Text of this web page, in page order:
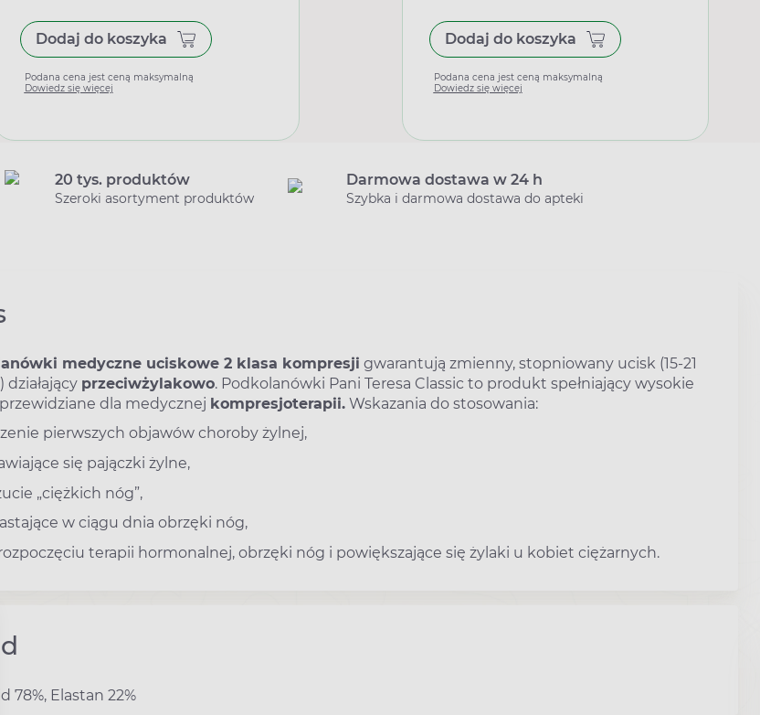
Dodaj do koszyka
Podana cena jest ceną maksymalną
Dowiedz się więcej
Dodaj do koszyka
Podana cena jest ceną maksymalną
Dowiedz się więcej
20 tys. produktów
Szeroki asortyment produktów
Darmowa dostawa w 24 h
Szybka i darmowa dostawa do apteki
medyczne uciskowe 2 klasa kompresji gwarantują zmienny, stopniowany ucisk (15-21
przeciwżylakowo. Podkolanówki Pani Teresa Classic to produkt spełniający wysokie
dla medycznej kompresjoterapii. Wskazania do stosowania:
pierwszych objawów choroby żylnej,
się pajączki żylne,
„ciężkich nóg”,
w ciągu dnia obrzęki nóg,
terapii hormonalnej, obrzęki nóg i powiększające się żylaki u kobiet ciężarnych.
78%, Elastan 22%